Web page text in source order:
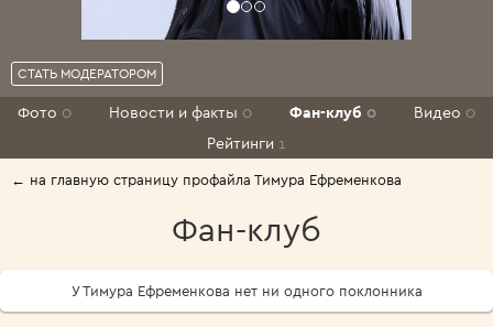
СТАТЬ МОДЕРАТОРОМ
Фото 0 Новости и факты 0 Фан-клуб 0 Видео 0
Рейтинги 1
← на главную страницу профайла Тимура Ефременкова
Фан-клуб
У Тимура Ефременкова нет ни одного поклонника